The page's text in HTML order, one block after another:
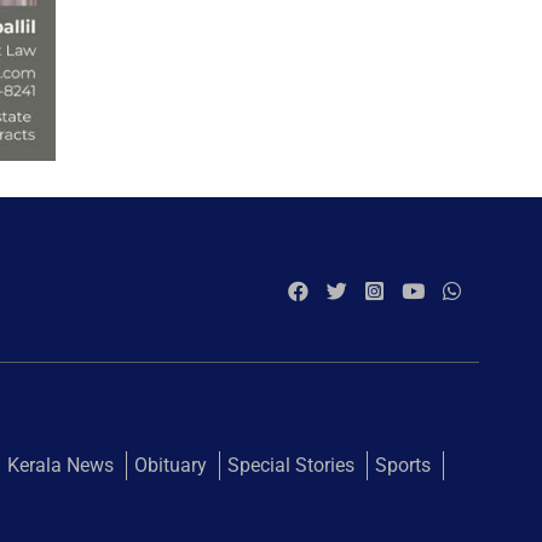
Kerala News Obituary Special Stories Sports